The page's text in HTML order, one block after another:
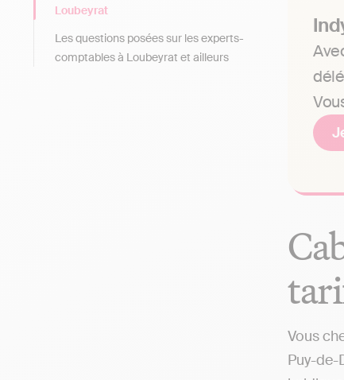
Vous
Puy-de-
Loubeyrat
Les questions posées sur les experts-
comptables à Loubeyrat et ailleurs